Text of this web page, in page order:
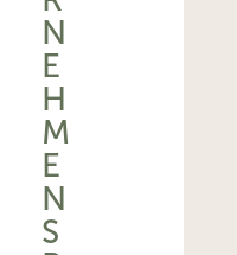
N
E
H
M
E
N
S